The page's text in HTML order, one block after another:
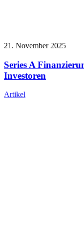
21. November 2025
Series A
Investoren
Artikel